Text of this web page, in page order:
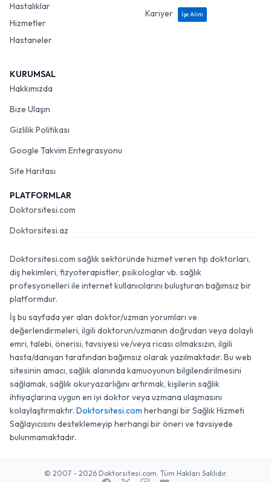
Hastalıklar
Hizmetler
Hastaneler
Kariyer
İşe Alım
KURUMSAL
Hakkımızda
Bize Ulaşın
Gizlilik Politikası
Google Takvim Entegrasyonu
Site Haritası
PLATFORMLAR
Doktorsitesi.com
Doktorsitesi.az
Doktorsitesi.com sağlık sektöründe hizmet veren tıp doktorları,
diş hekimleri, fizyoterapistler, psikologlar vb. sağlık
profesyonelleri ile internet kullanıcılarını buluşturan bağımsız bir
platformdur.
İş bu sayfada yer alan doktor/uzman yorumları ve
değerlendirmeleri, ilgili doktorun/uzmanın doğrudan veya dolaylı
emri, talebi, önerisi, tavsiyesi ve/veya ricası olmaksızın, ilgili
hasta/danışan tarafından bağımsız olarak yazılmaktadır. Bu web
sitesinin amacı, sağlık alanında kamuoyunun bilgilendirilmesini
sağlamak, sağlık okuryazarlığını artırmak, kişilerin sağlık
ihtiyaçlarına uygun en iyi doktor veya uzmana ulaşmasını
kolaylaştırmaktır. Doktorsitesi.com herhangi bir Sağlık Hizmeti
Sağlayıcısını desteklemeyip herhangi bir öneri ve tavsiyede
bulunmamaktadır.
© 2007 - 2026 Doktorsitesi.com. Tüm Hakları Saklıdır.